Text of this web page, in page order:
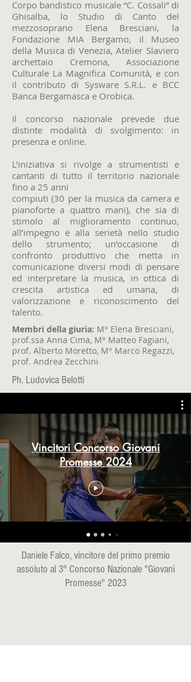
Corpo bandistico musicale “C. Cossali” di
Ghisalba, lo Studio di Canto del
mezzosoprano Elena Bresciani, la
Fondazione MIA Bergamo, il Museo
della Musica di Venezia, Atelier Slaviero
archettaio Cremona, Associazione
Culturale La Magnifica Comunità, e con
il contributo di Sysware S.R.L. e BCC
Banca Bergamasca e Orobica.
Il concorso nazionale prevede due
distinte modalità di svolgimento: in
presenza e online.
L’iniziativa si rivolge a strumentisti e
cantanti di tutto il territorio nazionale
fino a 25 anni
compiuti (30 per la musica da camera e
pianoforte a quattro mani), che sia di
stimolo al miglioramento continuo,
all’impegno e alla serietà nello studio
dello strumento; un’occasione di
confronto produttivo che metta in
comunicazione diversi modi di pensare
ed interpretare la musica, in ottica di
crescita artistica ed umana, di
valorizzazione e riconoscimento del
talento.
Membri della giuria: M° Elena Bresciani,
prof.ssa Anna Cima, M° Matteo Fagiani,
prof. Alberto Moretto, M° Marco Regazzi,
prof. Andrea Zecchini
Ph. Ludovica Belotti
Vincitori Concorso Giovani
Promesse 2024
Daniele Falco, vincitore del primo premio
assoluto al 3° Concorso Nazionale "Giovani
Promesse" 2023